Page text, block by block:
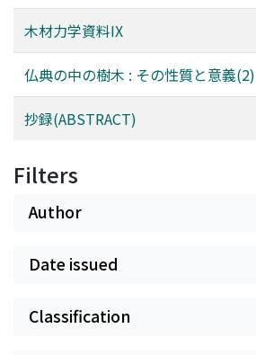
木材力学資料IX
仏典の中の樹木 : その性質と意義(2)
抄録(ABSTRACT)
Filters
Author
Date issued
Classification